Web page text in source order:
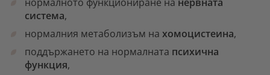
система,
нормалния метаболизъм на хомоцистеина,
поддържането на нормалната психична
функция,